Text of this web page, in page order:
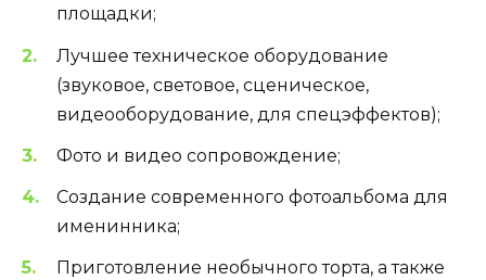
площадки;
Лучшее техническое оборудование
(звуковое, световое, сценическое,
видеооборудование, для спецэффектов);
Фото и видео сопровождение;
Создание современного фотоальбома для
именинника;
Приготовление необычного торта, а также